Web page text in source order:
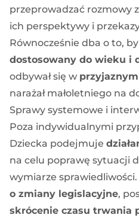
przeprowadzać rozmowy
ich perspektywy i
Równocześnie dba o to,
dostosowany do wieku i
odbywał się w
narażał małoletniego na
Sprawy systemowe i
Poza indywidualnymi
Dziecka podejmuje
na celu poprawę sytuacji
wymiarze
o zmiany legislacyjne,
skrócenie czasu trwania